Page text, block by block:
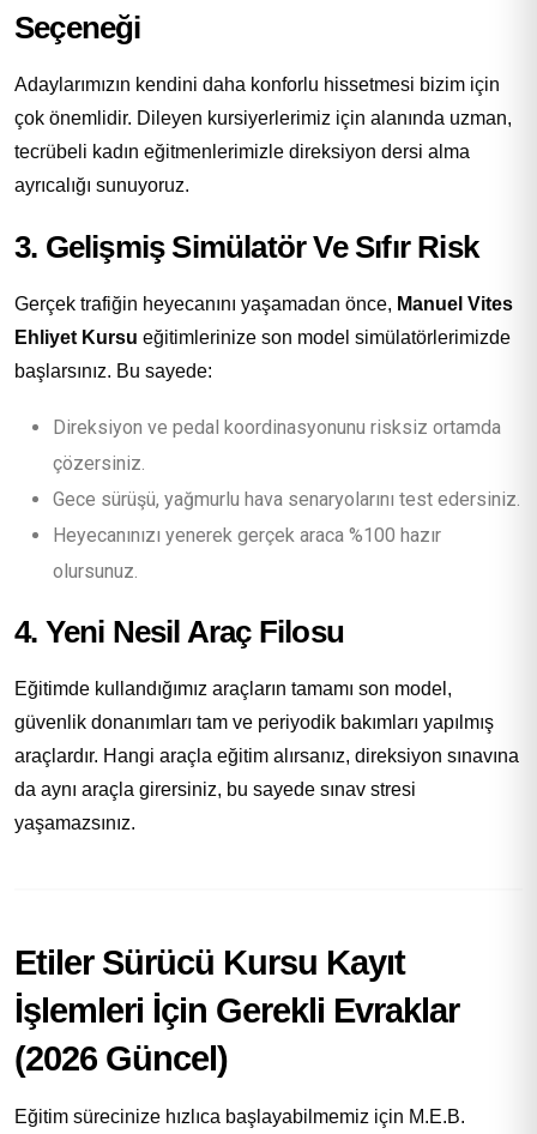
Seçeneği
Adaylarımızın kendini daha konforlu hissetmesi bizim için
çok önemlidir. Dileyen kursiyerlerimiz için alanında uzman,
tecrübeli kadın eğitmenlerimizle direksiyon dersi alma
ayrıcalığı sunuyoruz.
3. Gelişmiş Simülatör Ve Sıfır Risk
Gerçek trafiğin heyecanını yaşamadan önce, Manuel Vites
Ehliyet Kursu eğitimlerinize son model simülatörlerimizde
başlarsınız. Bu sayede:
Direksiyon ve pedal koordinasyonunu risksiz ortamda
çözersiniz.
Gece sürüşü, yağmurlu hava senaryolarını test edersiniz.
Heyecanınızı yenerek gerçek araca %100 hazır
olursunuz.
4. Yeni Nesil Araç Filosu
Eğitimde kullandığımız araçların tamamı son model,
güvenlik donanımları tam ve periyodik bakımları yapılmış
araçlardır. Hangi araçla eğitim alırsanız, direksiyon sınavına
da aynı araçla girersiniz, bu sayede sınav stresi
yaşamazsınız.
Etiler Sürücü Kursu Kayıt
İşlemleri İçin Gerekli Evraklar
(2026 Güncel)
Eğitim sürecinize hızlıca başlayabilmemiz için M.E.B.